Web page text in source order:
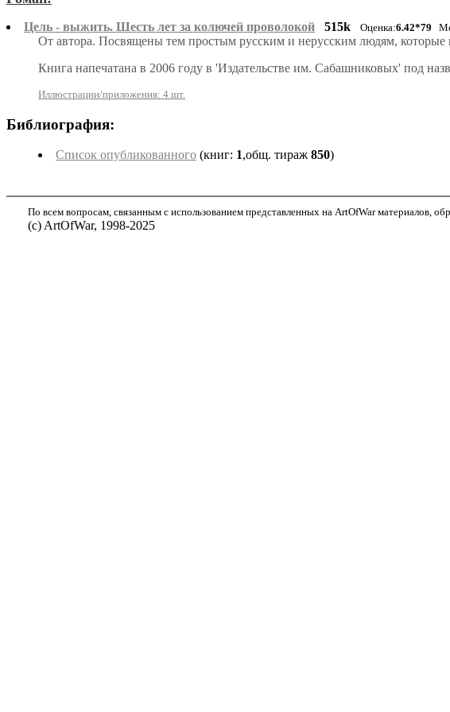
Цель - выжить. Шесть лет за колючей проволокой 515k Оценка:6.42*79
От автора. Посвящены тем простым русским и нерусским людям,
Книга напечатана в 2006 году в 'Издательстве им. Сабашниковых' под
Иллюстрации/приложения: 4 шт.
Библиография:
Список опубликованного (книг: 1,общ. тираж 850)
По всем вопросам, связанным с использованием представленных на ArtOfWar материалов,
(с) ArtOfWar, 1998-2025